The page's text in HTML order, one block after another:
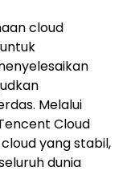
cloud
Melalui
Cloud
yang stabil,
dunia